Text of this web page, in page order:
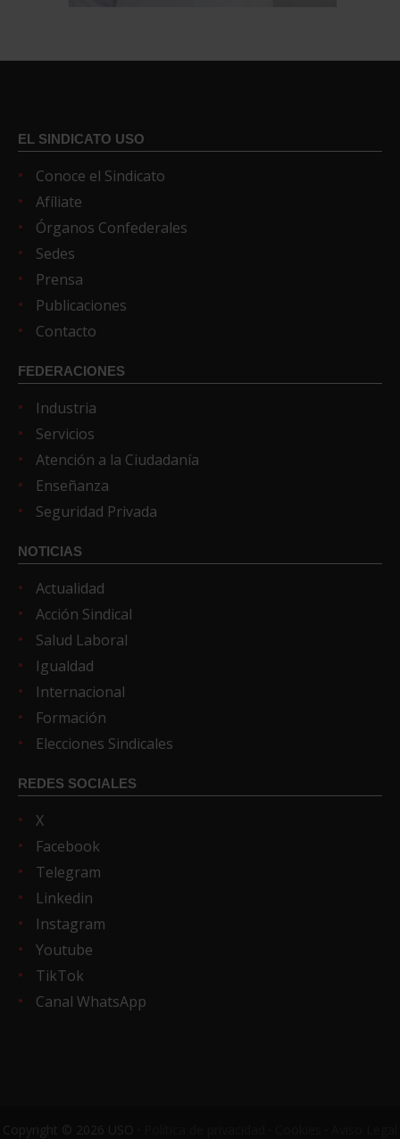
EL SINDICATO USO
Conoce el Sindicato
Afíliate
Órganos Confederales
Sedes
Prensa
Publicaciones
Contacto
FEDERACIONES
Industria
Servicios
Atención a la Ciudadanía
Enseñanza
Seguridad Privada
NOTICIAS
Actualidad
Acción Sindical
Salud Laboral
Igualdad
Internacional
Formación
Elecciones Sindicales
REDES SOCIALES
X
Facebook
Telegram
Linkedin
Instagram
Youtube
TikTok
Canal WhatsApp
Copyright © 2026 USO ·